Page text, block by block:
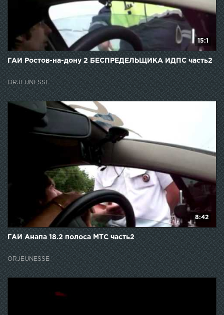
15:1
ГАИ Ростов-на-дону 2 БЕСПРЕДЕЛЬЩИКА ИДПС часть2
ORJEUNESSE
8:42
ГАИ Анапа 18.2 полоса МТС часть2
ORJEUNESSE